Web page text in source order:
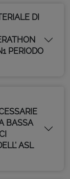
DI
PERIODO
BASSA
ASL